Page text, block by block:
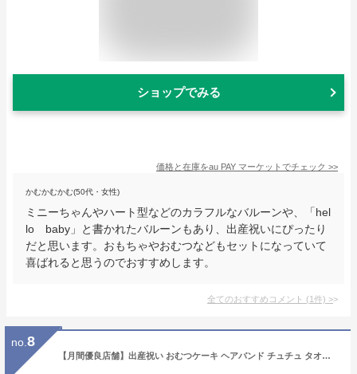
ショップでみる
価格と在庫をau PAY マーケット でチェック >>
かむかむかむ(50代・女性)
ミニーちゃんやハート型などのカラフルなバルーンや、「hel
lo baby」と書かれたバルーンもあり、出産祝いにぴったり
だと思います。おもちゃやおむつなどもセットになっていて
喜ばれると思うのでおすすめします。
全てのおすすめコメント (1件) >
no. 8
【月間優良店舗】出産祝い おむつケーキ ヘアバンド チュチュ タオル イニシャル刺繍 プリンセス 女の子 フリル スカート ベビー カメラ ヘッドアクセ 名前 おもちゃ 風船 バルーン 名入れ お出かけ服 送料無料 フリル ドレスオムツケーキ プレゼント お祝い 1歳 お誕生日